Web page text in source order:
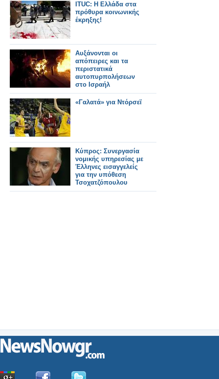
ITUC: Η Ελλάδα στα
πρόθυρα κοινωνικής
έκρηξης!
Αυξάνονται οι
απόπειρες και τα
περιστατικά
αυτοπυρπολήσεων
στο Ισραήλ
«Γαλατά» για Ντόρσεϊ
Κύπρος: Συνεργασία
νομικής υπηρεσίας με
Έλληνες εισαγγελείς
για την υπόθεση
Τσοχατζόπουλου